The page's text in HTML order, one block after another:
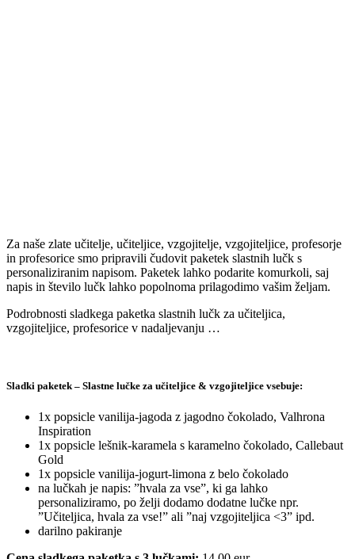
Za naše zlate učitelje, učiteljice, vzgojitelje, vzgojiteljice, profesorje
in profesorice smo pripravili čudovit paketek slastnih lučk s
personaliziranim napisom. Paketek lahko podarite komurkoli, saj
napis in število lučk lahko popolnoma prilagodimo vašim željam.
Podrobnosti sladkega paketka slastnih lučk za učiteljica,
vzgojiteljice, profesorice v nadaljevanju …
Sladki paketek – Slastne lučke za učiteljice & vzgojiteljice vsebuje:
1x popsicle vanilija-jagoda z jagodno čokolado, Valhrona
Inspiration
1x popsicle lešnik-karamela s karamelno čokolado, Callebaut
Gold
1x popsicle vanilija-jogurt-limona z belo čokolado
na lučkah je napis: ”hvala za vse”, ki ga lahko
personaliziramo, po želji dodamo dodatne lučke npr.
”Učiteljica, hvala za vse!” ali ”naj vzgojiteljica <3” ipd.
darilno pakiranje